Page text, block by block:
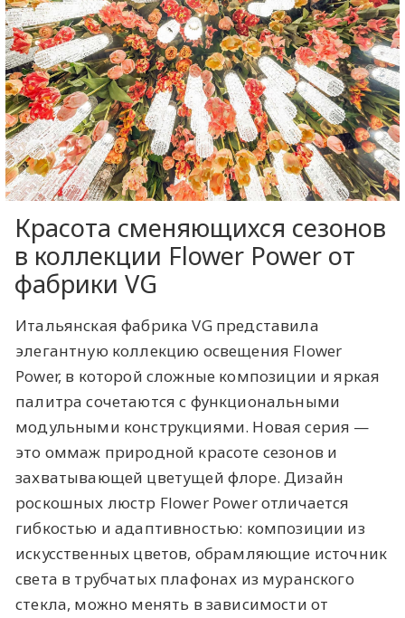
Красота сменяющихся сезонов
в коллекции Flower Power от
фабрики VG
Итальянская фабрика VG представила
элегантную коллекцию освещения Flower
Power, в которой сложные композиции и яркая
палитра сочетаются с функциональными
модульными конструкциями. Новая серия —
это оммаж природной красоте сезонов и
захватывающей цветущей флоре. Дизайн
роскошных люстр Flower Power отличается
гибкостью и адаптивностью: композиции из
искусственных цветов, обрамляющие источник
света в трубчатых плафонах из муранского
стекла, можно менять в зависимости от